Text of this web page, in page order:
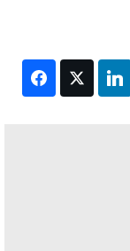
FacebookTwitter